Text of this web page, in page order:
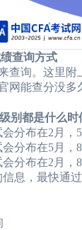
查询方式
。这里附上
能查分没多
别都是什么时
布在2月，5
布在5月，8
分布在2月，8
，最快通过